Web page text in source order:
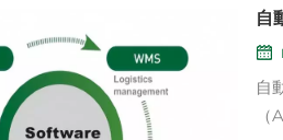
自
自